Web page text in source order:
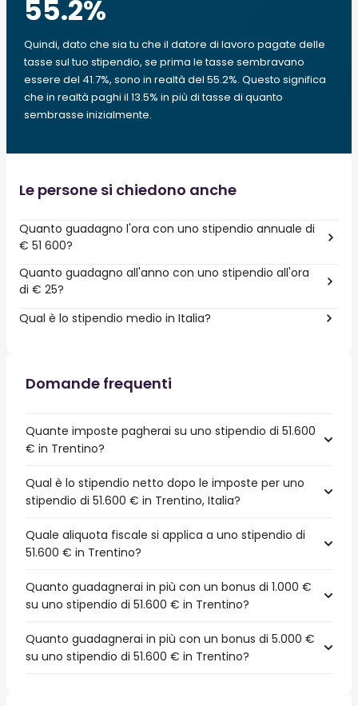
55.2%
Quindi, dato che sia tu che il datore di lavoro pagate delle
tasse sul tuo stipendio, se prima le tasse sembravano
essere del 41.7%, sono in realtà del 55.2%. Questo significa
che in realtà paghi il 13.5% in più di tasse di quanto
sembrasse inizialmente.
Le persone si chiedono anche
Quanto guadagno l'ora con uno stipendio annuale di
€ 51 600?
Quanto guadagno all'anno con uno stipendio all'ora
di € 25?
Qual è lo stipendio medio in Italia?
Domande frequenti
Quante imposte pagherai su uno stipendio di 51.600
€ in Trentino?
Qual è lo stipendio netto dopo le imposte per uno
stipendio di 51.600 € in Trentino, Italia?
Quale aliquota fiscale si applica a uno stipendio di
51.600 € in Trentino?
Quanto guadagnerai in più con un bonus di 1.000 €
su uno stipendio di 51.600 € in Trentino?
Quanto guadagnerai in più con un bonus di 5.000 €
su uno stipendio di 51.600 € in Trentino?